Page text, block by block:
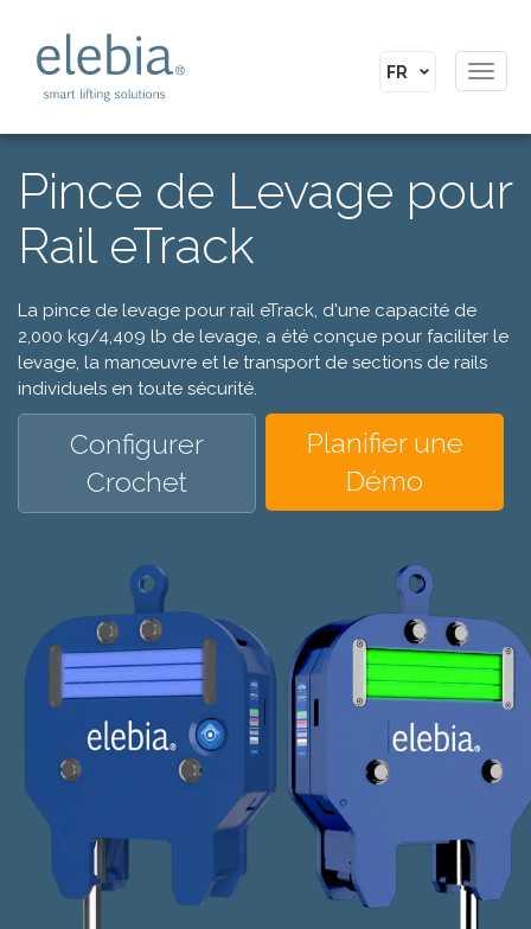
Pince de Levage pour
Rail eTrack
La pince de levage pour rail eTrack, d'une capacité de
2,000 kg/4,409 lb de levage, a été conçue pour faciliter le
levage, la manœuvre et le transport de sections de rails
individuels en toute sécurité.
Configurer
Crochet
Planifier une
Démo